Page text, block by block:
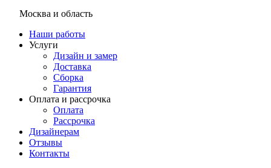
Москва и область
Наши работы
Услуги
Дизайн и замер
Доставка
Сборка
Гарантия
Оплата и рассрочка
Оплата
Рассрочка
Дизайнерам
Отзывы
Контакты